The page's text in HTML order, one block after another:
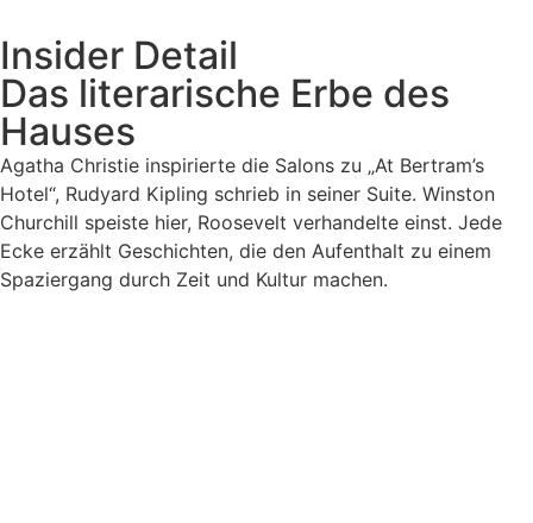
Insider Detail
Das literarische Erbe des
Hauses
Agatha Christie inspirierte die Salons zu „At Bertram’s
Hotel“, Rudyard Kipling schrieb in seiner Suite. Winston
Churchill speiste hier, Roosevelt verhandelte einst. Jede
Ecke erzählt Geschichten, die den Aufenthalt zu einem
Spaziergang durch Zeit und Kultur machen.